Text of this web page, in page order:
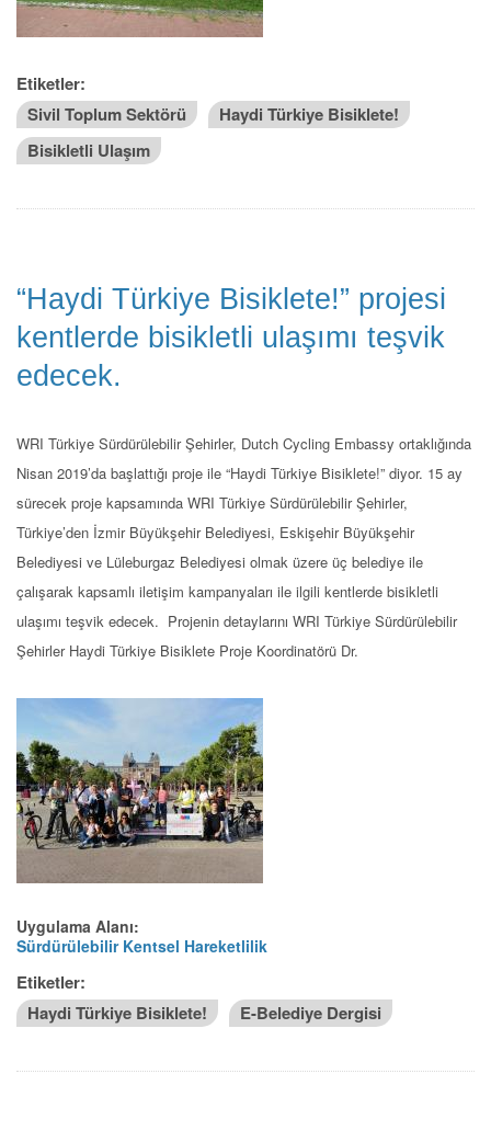
Etiketler:
Sivil Toplum Sektörü
Haydi Türkiye Bisiklete!
Bisikletli Ulaşım
“Haydi Türkiye Bisiklete!” projesi
kentlerde bisikletli ulaşımı teşvik
edecek.
WRI Türkiye Sürdürülebilir Şehirler, Dutch Cycling Embassy ortaklığında
Nisan 2019’da başlattığı proje ile “Haydi Türkiye Bisiklete!” diyor. 15 ay
sürecek proje kapsamında WRI Türkiye Sürdürülebilir Şehirler,
Türkiye’den İzmir Büyükşehir Belediyesi, Eskişehir Büyükşehir
Belediyesi ve Lüleburgaz Belediyesi olmak üzere üç belediye ile
çalışarak kapsamlı iletişim kampanyaları ile ilgili kentlerde bisikletli
ulaşımı teşvik edecek. Projenin detaylarını WRI Türkiye Sürdürülebilir
Şehirler Haydi Türkiye Bisiklete Proje Koordinatörü Dr.
Uygulama Alanı:
Sürdürülebilir Kentsel Hareketlilik
Etiketler:
Haydi Türkiye Bisiklete!
E-Belediye Dergisi